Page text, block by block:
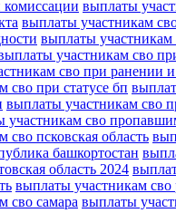
комиссации выплаты
выплаты участникам
выплаты участникам
участникам сво
сво при ранении
сво при статусе бп
выплаты участникам сво
участникам сво
сво псковская область
башкортостан
область 2024
выплаты участникам сво
сво самара выплаты